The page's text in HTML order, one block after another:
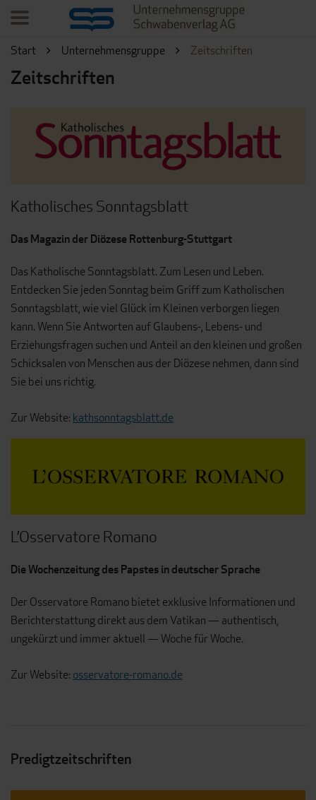
Start Unternehmensgruppe Zeitschriften
Zeitschriften
Katholisches Sonntagsblatt
Das Magazin der Diözese Rottenburg-Stuttgart
Das Katholische Sonntagsblatt. Zum Lesen und Leben.
Entdecken Sie jeden Sonntag beim Griff zum Katholischen
Sonntagsblatt, wie viel Glück im Kleinen verborgen liegen
kann. Wenn Sie Antworten auf Glaubens-, Lebens- und
Erziehungsfragen suchen und Anteil an den kleinen und großen
Schicksalen von Menschen aus der Diözese nehmen, dann sind
Sie bei uns richtig.
Zur Website: kathsonntagsblatt.de
L’Osservatore Romano
Die Wochenzeitung des Papstes in deutscher Sprache
Der Osservatore Romano bietet exklusive Informationen und
Berichterstattung direkt aus dem Vatikan — authentisch,
ungekürzt und immer aktuell — Woche für Woche.
Zur Website: osservatore-romano.de
Predigtzeitschriften